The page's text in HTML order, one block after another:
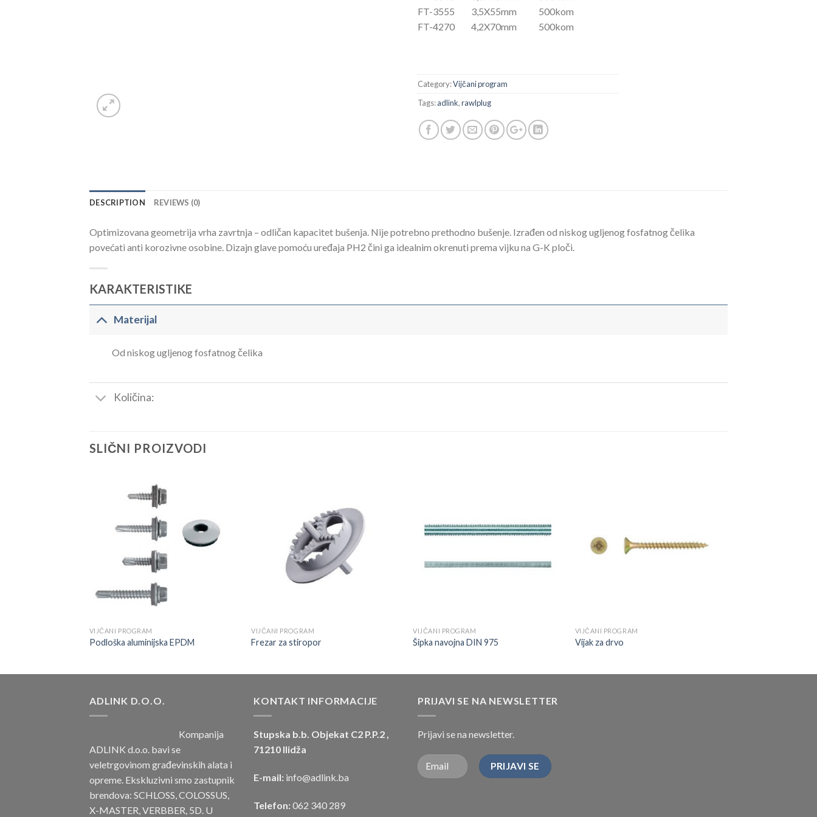
FT-3555 3,5X55mm 500kom
FT-4270 4,2X70mm 500kom
Category:Vijčani program
Tags:adlink,rawlplug
DESCRIPTION REVIEWS (0)
Optimizovana geometrija vrha zavrtnja – odličan kapacitet bušenja. Nije potrebno prethodno bušenje. Izrađen od niskog ugljenog fosfatnog čelika
povećati anti korozivne osobine. Dizajn glave pomoću uređaja PH2 čini ga idealnim okrenuti prema vijku na G-K ploči.
KARAKTERISTIKE
Materijal
Od niskog ugljenog fosfatnog čelika
Količina:
SLIČNI PROIZVODI
listu
VIJČANI PROGRAM
Podloška aluminijska EPDM
VIJČANI PROGRAM
Frezar za stiropor
VIJČANI PROGRAM
Šipka navojna DIN 975
VIJČANI PROGRAM
Vijak za drvo
ADLINK D.O.O.
Kompanija
ADLINK d.o.o. bavi se
veletrgovinom građevinskih alata i
opreme. Ekskluzivni smo zastupnik
brendova: SCHLOSS, COLOSSUS,
X-MASTER, VERBBER, 5D. U
KONTAKT INFORMACIJE
Stupska b.b. Objekat C2 P.P.2 ,
71210 Ilidža
E-mail: info@adlink.ba
Telefon: 062 340 289
PRIJAVI SE NA NEWSLETTER
Prijavi se na newsletter.